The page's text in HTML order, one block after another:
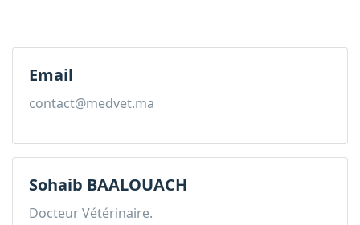
Email
contact@medvet.ma
Sohaib BAALOUACH
Docteur Vétérinaire.